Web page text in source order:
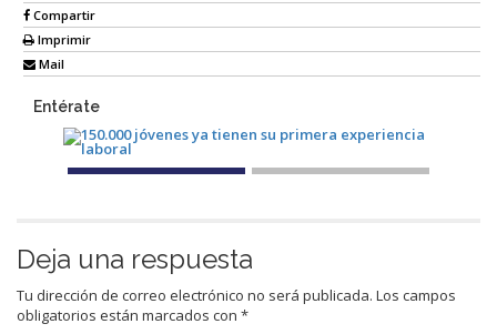
Compartir
Imprimir
Mail
Entérate
Deja una respuesta
Tu dirección de correo electrónico no será publicada. Los campos
obligatorios están marcados con *